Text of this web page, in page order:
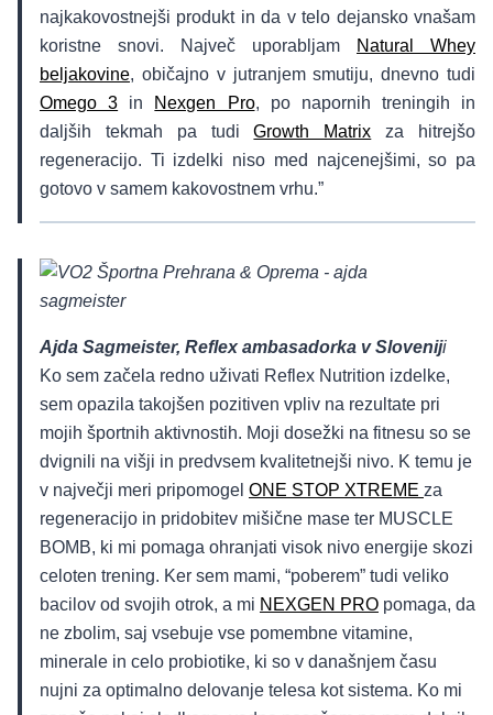
najkakovostnejši produkt in da v telo dejansko vnašam
koristne snovi. Največ uporabljam
Natural Whey
beljakovine, običajno v jutranjem smutiju, dnevno tudi
Omego 3 in Nexgen Pro, po napornih treningih in
daljših tekmah pa tudiGrowth Matrix za hitrejšo
regeneracijo. Ti izdelki niso med najcenejšimi, so pa
gotovo v samem kakovostnem vrhu.”
Ajda Sagmeister, Reflex ambasadorka v Sloveniji
Ko sem začela redno uživati Reflex Nutrition izdelke,
sem opazila takojšen pozitiven vpliv na rezultate pri
mojih športnih aktivnostih. Moji dosežki na fitnesu so se
dvignili na višji in predvsem kvalitetnejši nivo. K temu je
v največji meri pripomogel ONE STOP XTREME za
regeneracijo in pridobitev mišične mase ter MUSCLE
BOMB, ki mi pomaga ohranjati visok nivo energije skozi
celoten trening. Ker sem mami, “poberem” tudi veliko
bacilov od svojih otrok, a mi NEXGEN PRO pomaga, da
ne zbolim, saj vsebuje vse pomembne vitamine,
minerale in celo probiotike, ki so v današnjem času
nujni za optimalno delovanje telesa kot sistema. Ko mi